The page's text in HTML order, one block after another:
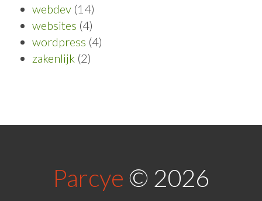
webdev (14)
websites (4)
wordpress (4)
zakenlijk (2)
Parcye © 2026